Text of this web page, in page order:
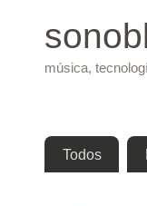
música,
Menú
Todos